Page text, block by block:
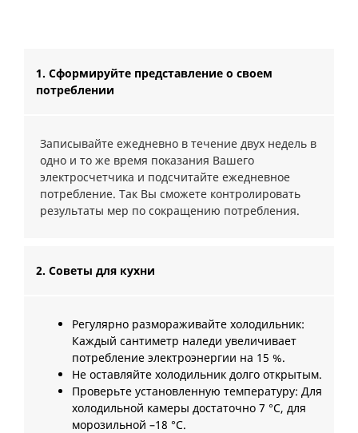
1. Сформируйте представление о своем
потреблении
Записывайте ежедневно в течение двух недель в
одно и то же время показания Вашего
электросчетчика и подсчитайте ежедневное
потребление. Так Вы сможете контролировать
результаты мер по сокращению потребления.
2. Советы для кухни
Регулярно размораживайте холодильник:
Каждый сантиметр наледи увеличивает
потребление электроэнергии на 15 %.
Не оставляйте холодильник долго открытым.
Проверьте установленную температуру: Для
холодильной камеры достаточно 7 °C, для
морозильной –18 °C.